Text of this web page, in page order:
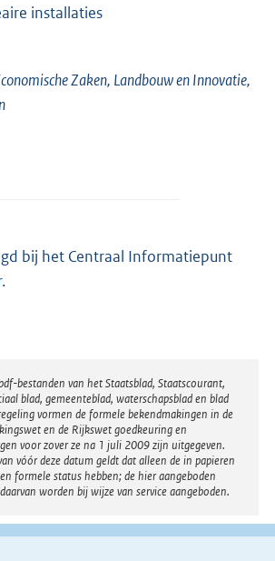
installaties
Zaken, Landbouw en Innovatie,
bij het Centraal Informatiepunt
bestanden van het Staatsblad, Staatscourant,
blad, gemeenteblad, waterschapsblad en blad
vormen de formele bekendmakingen in de
en de Rijkswet goedkeuring en
voor zover ze na 1 juli 2009 zijn uitgegeven.
vóór deze datum geldt dat alleen de in papieren
formele status hebben; de hier aangeboden
worden bij wijze van service aangeboden.